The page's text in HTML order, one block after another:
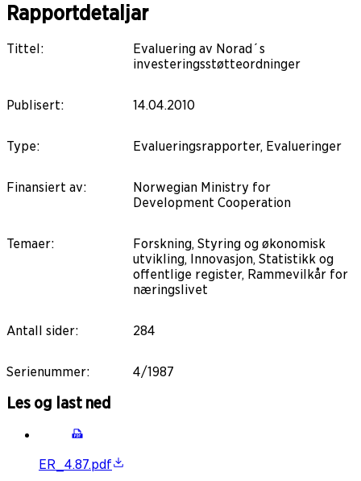
Rapportdetaljar
Tittel:
Evaluering av Norad´s
investeringsstøtteordninger
Publisert: 14.04.2010
Type: Evalueringsrapporter, Evalueringer
Finansiert av:
Norwegian Ministry for
Development Cooperation
Temaer:
Forskning, Styring og økonomisk
utvikling, Innovasjon, Statistikk og
offentlige register, Rammevilkår for
næringslivet
Antall sider: 284
Serienummer: 4/1987
Les og last ned
ER_4.87.pdf